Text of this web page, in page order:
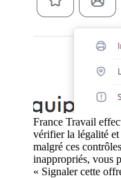
France Travail
vérifier la légalité
malgré ces
inappropriés, vous
« Signaler cette